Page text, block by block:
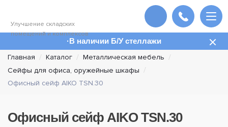
Улучшение складских
помещений и комплексов
В наличии Б/У стеллажи
Главная
Каталог
Металлическая мебель
Сейфы для офиса, оружейные шкафы
Офисный сейф AIKO TSN.30
Офисный сейф AIKO TSN.30